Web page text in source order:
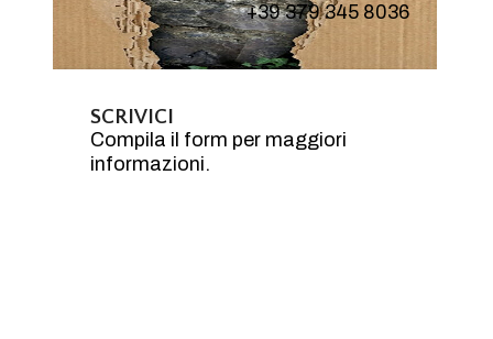
+39 379 345 8036
SCRIVICI
Compila il form per maggiori
informazioni.